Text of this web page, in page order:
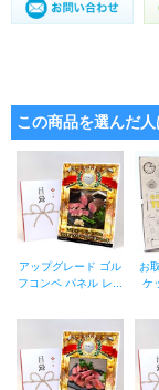
この商品を選んだ
アップグレード ゴル
フコンペ パネル レ...
お
ケ